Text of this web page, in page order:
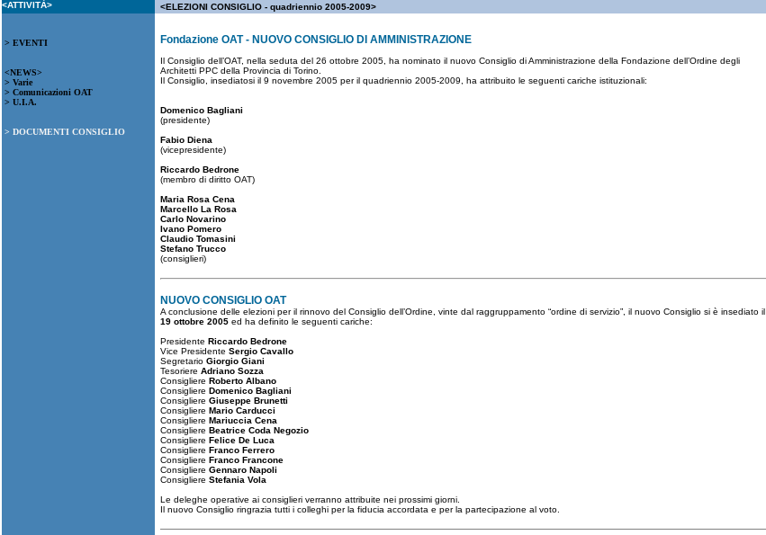
<ATTIVITÀ> <ELEZIONI CONSIGLIO - quadriennio 2005-2009>
> EVENTI
<NEWS>
> Varie
> Comunicazioni OAT
> U.I.A.
> DOCUMENTI CONSIGLIO
Fondazione OAT - NUOVO CONSIGLIO DI AMMINISTRAZIONE
Il Consiglio dell’OAT, nella seduta del 26 ottobre 2005, ha nominato il nuovo Consiglio di Amministrazione della Fondazione dell’Ordine degli
Architetti PPC della Provincia di Torino.
Il Consiglio, insediatosi il 9 novembre 2005 per il quadriennio 2005-2009, ha attribuito le seguenti cariche istituzionali:
Domenico Bagliani
(presidente)
Fabio Diena
(vicepresidente)
Riccardo Bedrone
(membro di diritto OAT)
Maria Rosa Cena
Marcello La Rosa
Carlo Novarino
Ivano Pomero
Claudio Tomasini
Stefano Trucco
(consiglieri)
NUOVO CONSIGLIO OAT
A conclusione delle elezioni per il rinnovo del Consiglio dell’Ordine, vinte dal raggruppamento “ordine di servizio”, il nuovo Consiglio si è insediato il
19 ottobre 2005 ed ha definito le seguenti cariche:
Presidente Riccardo Bedrone
Vice Presidente Sergio Cavallo
Segretario Giorgio Giani
Tesoriere Adriano Sozza
Consigliere Roberto Albano
Consigliere Domenico Bagliani
Consigliere Giuseppe Brunetti
Consigliere Mario Carducci
Consigliere Mariuccia Cena
Consigliere Beatrice Coda Negozio
Consigliere Felice De Luca
Consigliere Franco Ferrero
Consigliere Franco Francone
Consigliere Gennaro Napoli
Consigliere Stefania Vola
Le deleghe operative ai consiglieri verranno attribuite nei prossimi giorni.
Il nuovo Consiglio ringrazia tutti i colleghi per la fiducia accordata e per la partecipazione al voto.